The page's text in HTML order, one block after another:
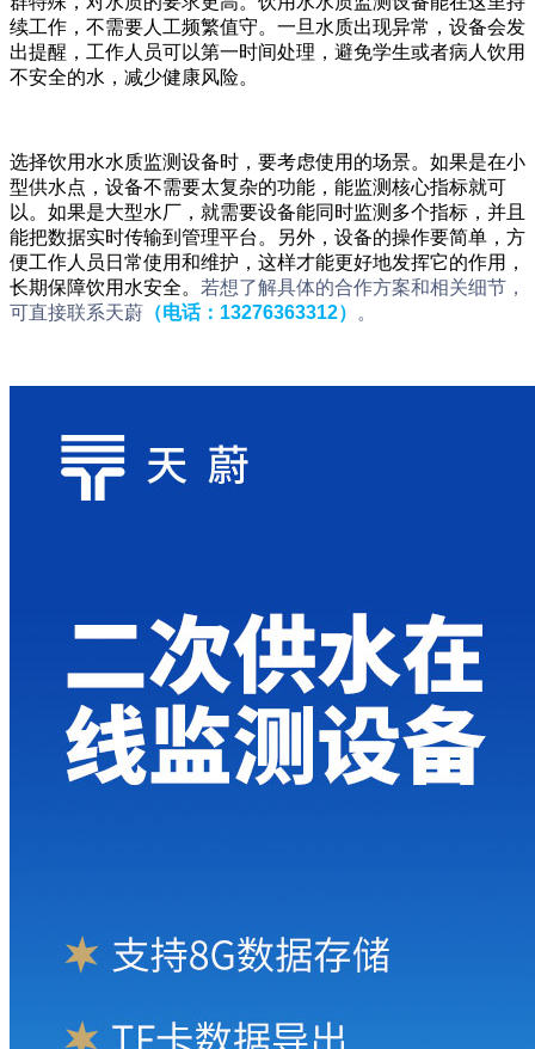
续工作，不需要人工频繁值守。一旦水质出现异常，设备会发
出提醒，工作人员可以第一时间处理，避免学生或者病人饮用
不安全的水，减少健康风险。
选择饮用水水质监测设备时，要考虑使用的场景。如果是在小
型供水点，设备不需要太复杂的功能，能监测核心指标就可
以。如果是大型水厂，就需要设备能同时监测多个指标，并且
能把数据实时传输到管理平台。另外，设备的操作要简单，方
便工作人员日常使用和维护，这样才能更好地发挥它的作用，
长期保障饮用水安全。 若想了解具体的合作方案和相关细节，
可直接联系天蔚 （电话：13276363312） 。